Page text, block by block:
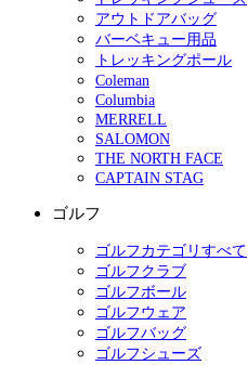
アウトドアバッグ
バーベキュー用品
トレッキングポール
Coleman
Columbia
MERRELL
SALOMON
THE NORTH FACE
CAPTAIN STAG
ゴルフ
ゴルフカテゴリすべて
ゴルフクラブ
ゴルフボール
ゴルフウェア
ゴルフバッグ
ゴルフシューズ